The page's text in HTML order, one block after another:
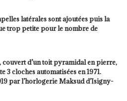
latérales sont ajoutées puis la
trop petite pour le nombre de
d’un toit pyramidal en pierre,
3 cloches automatisées en 1971.
par l’horlogerie Maksud d’Isigny-